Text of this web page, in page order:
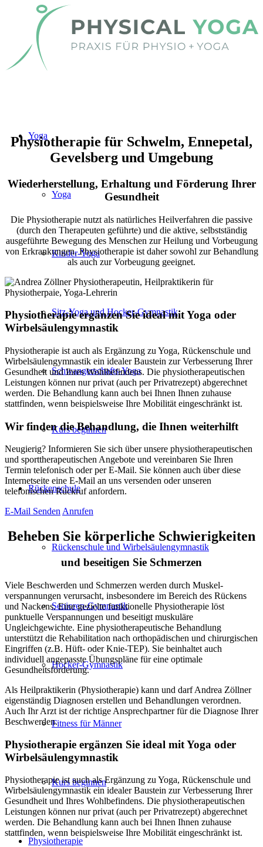
Yoga
Yoga
Kinder-Yoga
Sitz-Yoga und Hocker-Gymnastik
Schwanger­schafts-Yoga
Kurs beginnen
Rückenschule
Rückenschule und Wirbelsäulen­gymnastik
Senioren-Gymnastik
Hocker-Gymnastik
Fitness für Männer
Kurs beginnen
Physiotherapie
Physiotherapie für Schwelm, Ennepetal,
Gevelsberg und Umgebung
Wiederherstellung, Erhaltung und Förderung Ihrer
Gesundheit
Die Physio­therapie nutzt als natürliches Heil­verfahren die passive
(durch den Therapeuten geführte) und die aktive, selbstständig
ausgeführte Bewegung des Menschen zur Heilung und Vorbeugung
von Erkrankungen. Physiotherapie ist daher sowohl zur Behandlung
als auch zur Vorbeugung geeignet.
Physio­therapie ergänzen Sie ideal mit Yoga oder
Wirbel­säulen­gymnastik
Physiotherapie ist auch als Ergänzung zu Yoga, Rücken­schule und
Wirbel­säulen­gymnastik ein idealer Baustein zur Verbesserung Ihrer
Gesundheit und Ihres Wohl­befindens. Die physio­therapeutischen
Leistungen können nur privat (auch per Privatrezept) abgerechnet
werden. Die Behandlung kann auch bei Ihnen Ihnen zuhause
stattfinden, wenn beispielsweise Ihre Mobilität eingeschränkt ist.
Wir finden die Behandlung, die Ihnen weiterhilft
Neugierig? Informieren Sie sich über unsere physio­thera­peu­tischen
und sport­therapeu­tischen Ange­bote und verein­baren Sie Ihren
Termin telefonisch oder per E-Mail. Sie können auch über diese
Internet­seite eine E-Mail an uns versenden oder unseren
telefonischen Rückruf anfordern.
E-Mail SendenAnrufen
Beheben Sie körperliche Schwierig­keiten
und beseitigen Sie Schmerzen
Viele Beschwerden und Schmerzen werden durch Muskel­
verspannungen verursacht, insbesondere im Bereich des Rückens
und Nackens. Eine gezielte funktionelle Physiotherapie löst
punktuelle Verspannungen und beseitigt muskuläre
Ungleichgewichte. Eine physio­therapeutische Behandlung
unterstützt die Rehabilitation nach orthopädischen und chirurgischen
Eingriffen (z.B. Hüft- oder Knie-TEP). Sie beinhaltet auch
individuell angepasste Übungspläne für eine optimale
Gesundheitsförderung.
Als Heilpraktikerin (Physiotherapie) kann und darf Andrea Zöllner
eigenständig Diagnosen erstellen und Behandlungen verordnen.
Auch Ihr Arzt ist der richtige Ansprech­partner für die Diagnose Ihrer
Beschwerden.
Physio­therapie ergänzen Sie ideal mit Yoga oder
Wirbel­säulen­gymnastik
Physiotherapie ist auch als Ergänzung zu Yoga, Rücken­schule und
Wirbel­säulen­gymnastik ein idealer Baustein zur Verbesserung Ihrer
Gesundheit und Ihres Wohl­befindens. Die physio­therapeutischen
Leistungen können nur privat (auch per Privatrezept) abgerechnet
werden. Die Behandlung kann auch bei Ihnen Ihnen zuhause
stattfinden, wenn beispielsweise Ihre Mobilität eingeschränkt ist.